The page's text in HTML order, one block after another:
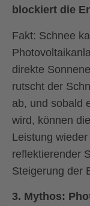
blockiert die
Fakt: Schnee
direkte
rutscht der
ab, und sobald
wird, können
Leistung
reflektierender
Steigerung der
3. Mythos: